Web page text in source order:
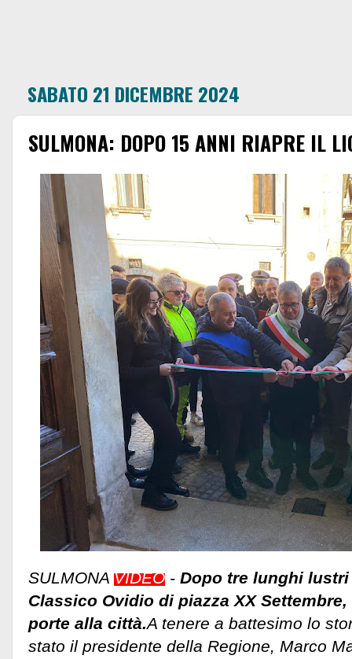
SABATO 21 DICEMBRE 2024
SULMONA: DOPO 15 ANNI RIAPRE IL
SULMONA VIDEO - Dopo tre lunghi
Classico Ovidio di piazza XX
porte alla città.A tenere a battesimo lo
stato il presidente della Regione, Marco